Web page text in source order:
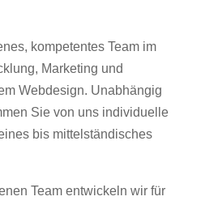
kompetentes Team im
Marketing und
Webdesign. Unabhängig
Sie von uns individuelle
bis mittelständisches
Team entwickeln wir für